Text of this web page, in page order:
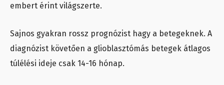
embert érint világszerte.
Sajnos gyakran rossz prognózist hagy a betegeknek. A
diagnózist követően a glioblasztómás betegek átlagos
túlélési ideje csak 14-16 hónap.